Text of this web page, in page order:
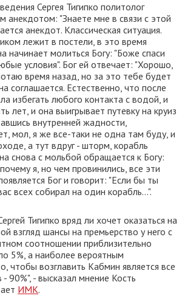
Сергея Тигипко политолог
анекдотом: "Знаете мне в связи с этой
анекдот. Классическая ситуация.
лежит в постели, в это время
начинает молиться Богу: "Боже спаси
условия". Бог ей отвечает: "Хорошо,
время назад, но за это тебе будет
соглашается. Естественно, что после
избегать любого контакта с водой, и
лет, и она выигрывает путевку на круиз
внутренней жадности,
мол, я же все-таки не одна там буду, и
а тут вдруг - шторм, корабль
снова с мольбой обращается к Богу:
я, но чем провинились, все эти
Бог и говорит: "Если бы ты
всех собирал на один корабль...".
Тигипко вряд ли хочет оказаться на
взгляд шансы на премьерство у него с
соотношении приблизительно
5%, а наиболее вероятным
чтобы возглавить Кабмин является все
90%", - высказал мнение Кость
ИМК.